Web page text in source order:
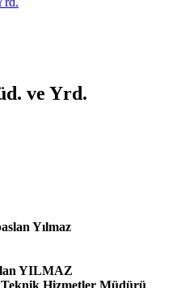
ve Yrd.
YILMAZ
Teknik Hizmetler Müdürü